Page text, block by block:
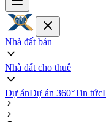
Nhà đất bán
Nhà đất cho thuê
Dự ánDự án 360°Tin tức